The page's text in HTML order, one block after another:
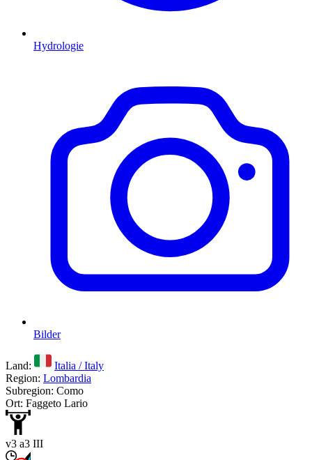
Hydrologie
Bilder
Land:
Italia / Italy
Region: Lombardia
Subregion: Como
Ort: Faggeto Lario
v3 a3 III